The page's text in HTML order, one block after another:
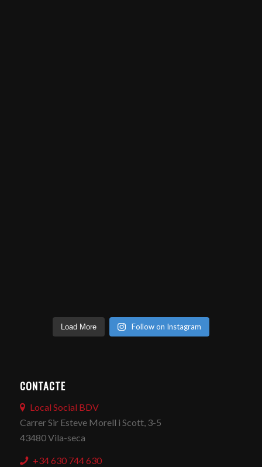
Load More Follow on Instagram
CONTACTE
Local Social BDV
Carrer Sir Esteve Morell i Scott, 3-5
43480 Vila-seca
+34 630 744 630